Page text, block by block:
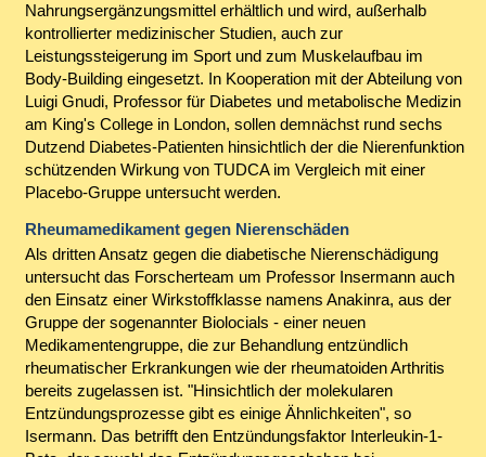
Nahrungsergänzungsmittel erhältlich und wird, außerhalb
kontrollierter medizinischer Studien, auch zur
Leistungssteigerung im Sport und zum Muskelaufbau im
Body-Building eingesetzt. In Kooperation mit der Abteilung von
Luigi Gnudi, Professor für Diabetes und metabolische Medizin
am King's College in London, sollen demnächst rund sechs
Dutzend Diabetes-Patienten hinsichtlich der die Nierenfunktion
schützenden Wirkung von TUDCA im Vergleich mit einer
Placebo-Gruppe untersucht werden.
Rheumamedikament gegen Nierenschäden
Als dritten Ansatz gegen die diabetische Nierenschädigung
untersucht das Forscherteam um Professor Insermann auch
den Einsatz einer Wirkstoffklasse namens Anakinra, aus der
Gruppe der sogenannter Biolocials - einer neuen
Medikamentengruppe, die zur Behandlung entzündlich
rheumatischer Erkrankungen wie der rheumatoiden Arthritis
bereits zugelassen ist. "Hinsichtlich der molekularen
Entzündungsprozesse gibt es einige Ähnlichkeiten", so
Isermann. Das betrifft den Entzündungsfaktor Interleukin-1-